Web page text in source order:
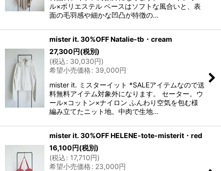
ル×ポリエステル ベースはソフトな風合いと、表
面の毛羽感や細かな凹凸が特徴の…
mister it. 30%OFF Natalie-tb・cream
27,300円(税別)
(税込: 30,030円)
希望小売価格: 39,000円
mister it. ミスターイット *SALEアイテムなので送
料無料アイテム対象外になります。 セーター。ウ
ール×コットン×ナイロン ふんわり空気を包む様
編み立てたニット地。中肉で生地…
mister it. 30%OFF HELENE-tote-misterit・red
16,100円(税別)
(税込: 17,710円)
希望小売価格: 23,000円